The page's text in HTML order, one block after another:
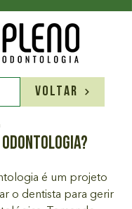
VOLTAR
Odontologia?
de 5 estrelas.
é um projeto
o dentista para gerir